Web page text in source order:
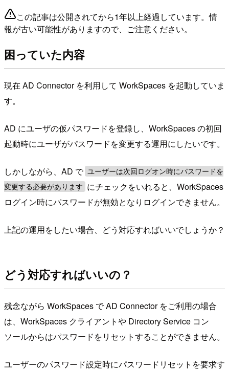
この記事は公開されてから1年以上経過しています。情
報が古い可能性がありますので、ご注意ください。
困っていた内容
現在 AD Connector を利用して WorkSpaces を起動していま
す。
AD にユーザの仮パスワードを登録し、WorkSpaces の初回
起動時にユーザがパスワードを変更する運用にしたいです。
しかしながら、AD で ユーザーは次回ログオン時にパスワードを
変更する必要があります
にチェックをいれると、WorkSpaces
ログイン時にパスワードが無効となりログインできません。
上記の運用をしたい場合、どう対応すればいいでしょうか？
どう対応すればいいの？
残念ながら WorkSpaces で AD Connector をご利用の場合
は、WorkSpaces クライアントや Directory Service コン
ソールからはパスワードをリセットすることができません。
ユーザーのパスワード設定時にパスワードリセットを要求す